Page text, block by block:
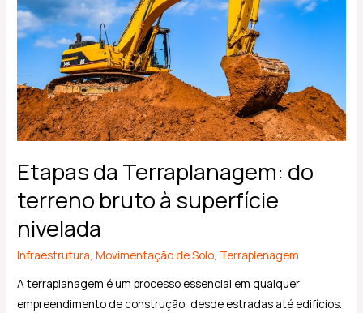
Etapas da Terraplanagem: do
terreno bruto à superfície
nivelada
Infraestrutura ,Movimentação de Solo Terraplenagem
A terraplanagem é um processo essencial em qualquer
empreendimento de construção, desde estradas até edifícios.
terreno
bruto
à
superfície
nivelada